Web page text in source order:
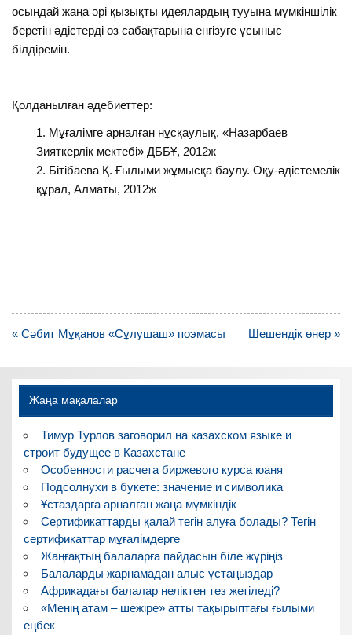
осындай жаңа әрі қызықты идеялардың тууына мүмкіншілік
беретін әдістерді өз сабақтарына енгізуге ұсыныс
білдіремін.
Қолданылған әдебиеттер:
Мұғалімге арналған нұсқаулық. «Назарбаев
Зияткерлік мектебі» ДББҰ, 2012ж
Бітібаева Қ. Ғылыми жұмысқа баулу. Оқу-әдістемелік
құрал, Алматы, 2012ж
Навигация
записям
« Сәбит Мұқанов «Сұлушаш» поэмасы Шешендік өнер »
Жаңа мақалалар
Тимур Турлов заговорил на казахском языке и
строит будущее в Казахстане
Особенности расчета биржевого курса юаня
Подсолнухи в букете: значение и символика
Ұстаздарға арналған жаңа мүмкіндік
Сертификаттарды қалай тегін алуға болады? Тегін
сертификаттар мұғалімдерге
Жаңғақтың балаларға пайдасын біле жүріңіз
Балаларды жарнамадан алыс ұстаңыздар
Африкадағы балалар неліктен тез жетіледі?
«Менің атам – шежіре» атты тақырыптағы ғылыми
еңбек